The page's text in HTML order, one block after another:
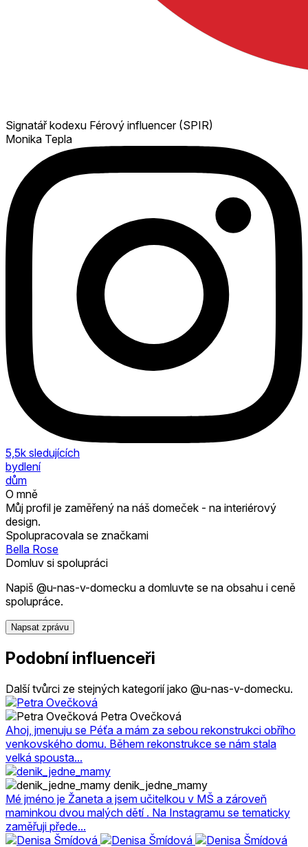
Signatář kodexu Férový influencer (SPIR)
Monika Tepla
5,5k sledujících
bydlení
dům
O mně
Můj profil je zaměřený na náš domeček - na interiérový
design.
Spolupracovala se značkami
Bella Rose
Domluv si spolupráci
Napiš @u-nas-v-domecku a domluvte se na obsahu i ceně
spolupráce.
Napsat zprávu
Podobní influenceři
Další tvůrci ze stejných kategorií jako @u-nas-v-domecku.
Petra Ovečková
Ahoj, jmenuju se Péťa a mám za sebou rekonstrukci obřího
venkovského domu. Během rekonstrukce se nám stala
velká spousta...
denik_jedne_mamy
Mé jméno je Žaneta a jsem učitelkou v MŠ a zároveň
maminkou dvou malých dětí . Na Instagramu se tematicky
zaměřuji přede...